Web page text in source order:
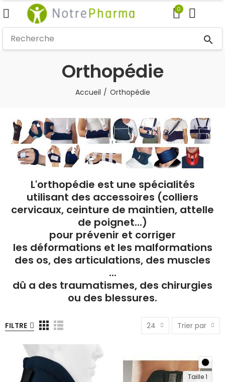
0
search
Orthopédie
Accueil Orthopédie
L'orthopédie est une spécialités
utilisant des accessoires (colliers
cervicaux, ceinture de maintien, attelle
de poignet...)
pour prévenir et corriger
les déformations et les malformations
des os, des articulations, des muscles
...
dû a des traumatismes, des chirurgies
ou des blessures.
FILTRE 24 Trier par
Taille 1